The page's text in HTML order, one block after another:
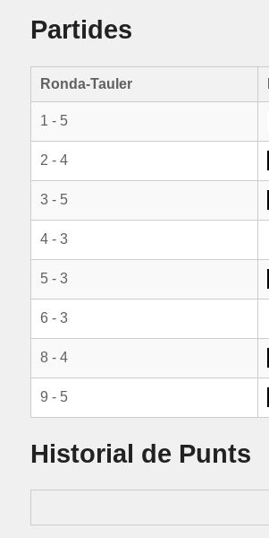
Partides
Ronda-Tauler
1 - 5
2 - 4
3 - 5
4 - 3
5 - 3
6 - 3
8 - 4
9 - 5
Historial de Punts